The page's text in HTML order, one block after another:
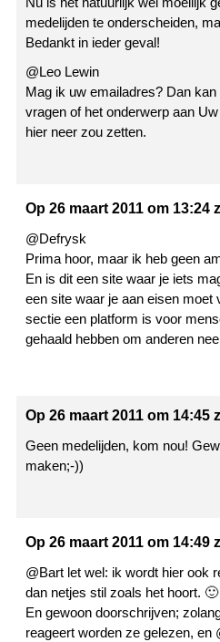
medelijden te onderscheiden,
Bedankt in ieder geval!
@Leo Lewin
Mag ik uw emailadres? Dan
vragen of het onderwerp aan
hier neer zou zetten.
Op 26 maart 2011 om 13:24
@Defrysk
Prima hoor, maar ik heb geen
En is dit een site waar je iets
een site waar je aan eisen moet
sectie een platform is voor
gehaald hebben om anderen
Op 26 maart 2011 om 14:45
Geen medelijden, kom nou!
maken;-))
Op 26 maart 2011 om 14:49
@Bart let wel: ik wordt hier ook
dan netjes stil zoals het hoort. 🙂
En gewoon doorschrijven;
reageert worden ze gelezen, en